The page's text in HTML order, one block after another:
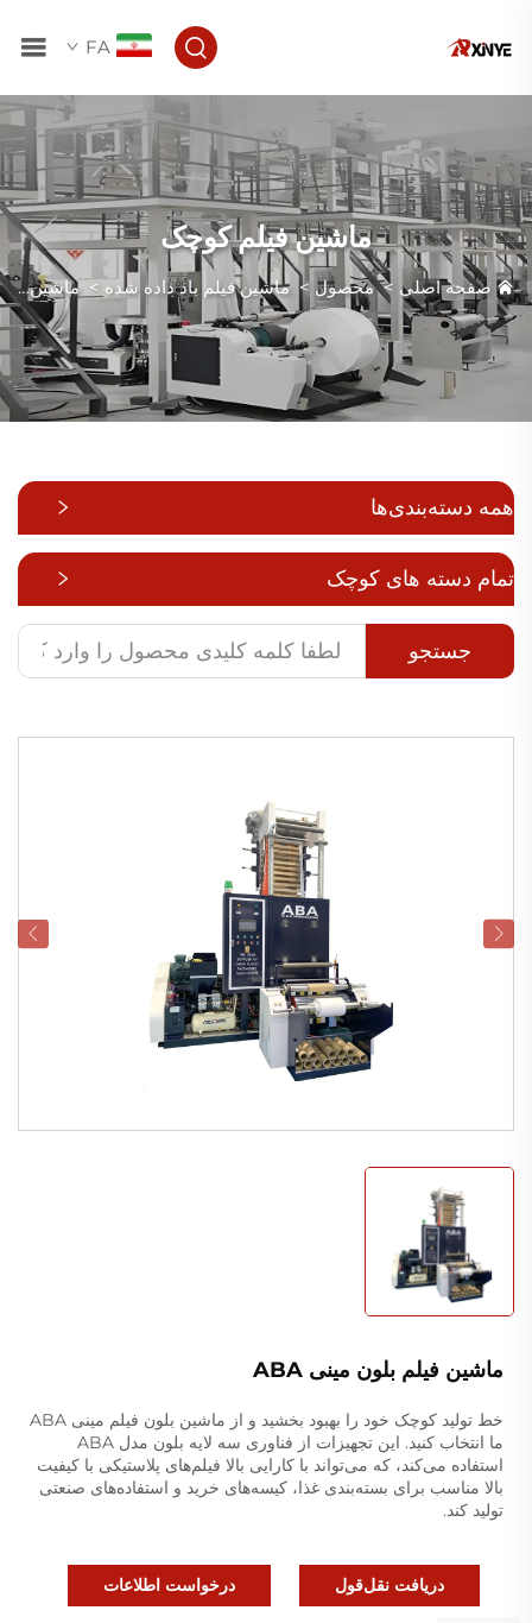
FA
ماشین فیلم کوچک
صفحه اصلی >محصول >ماشین فیلم باد داده شده>ماشین فیلم کوچک
همه دسته‌بندی‌ها
تمام دسته های کوچک
جستجو
ماشین فیلم بلون مینی ABA
خط تولید کوچک خود را بهبود بخشید و از ماشین بلون فیلم مینی ABA
ما انتخاب کنید. این تجهیزات از فناوری سه لایه بلون مدل ABA
استفاده می‌کند، که می‌تواند با کارایی بالا فیلم‌های پلاستیکی با کیفیت
بالا مناسب برای بسته‌بندی غذا، کیسه‌های خرید و استفاده‌های صنعتی
تولید کند.
دریافت نقل‌قول درخواست اطلاعات